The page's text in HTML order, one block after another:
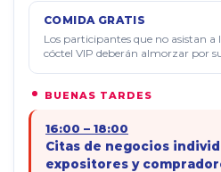
COMIDA GRATIS
Los participantes que no asistan a la comida de negocios ni al
cóctel VIP deberán almorzar por
BUENAS TARDES
16:00 – 18:00
Citas de negocios
expositores y